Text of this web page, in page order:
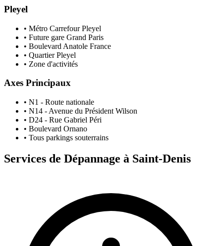
Pleyel
• Métro Carrefour Pleyel
• Future gare Grand Paris
• Boulevard Anatole France
• Quartier Pleyel
• Zone d'activités
Axes Principaux
• N1 - Route nationale
• N14 - Avenue du Président Wilson
• D24 - Rue Gabriel Péri
• Boulevard Ornano
• Tous parkings souterrains
Services de Dépannage à Saint-Denis